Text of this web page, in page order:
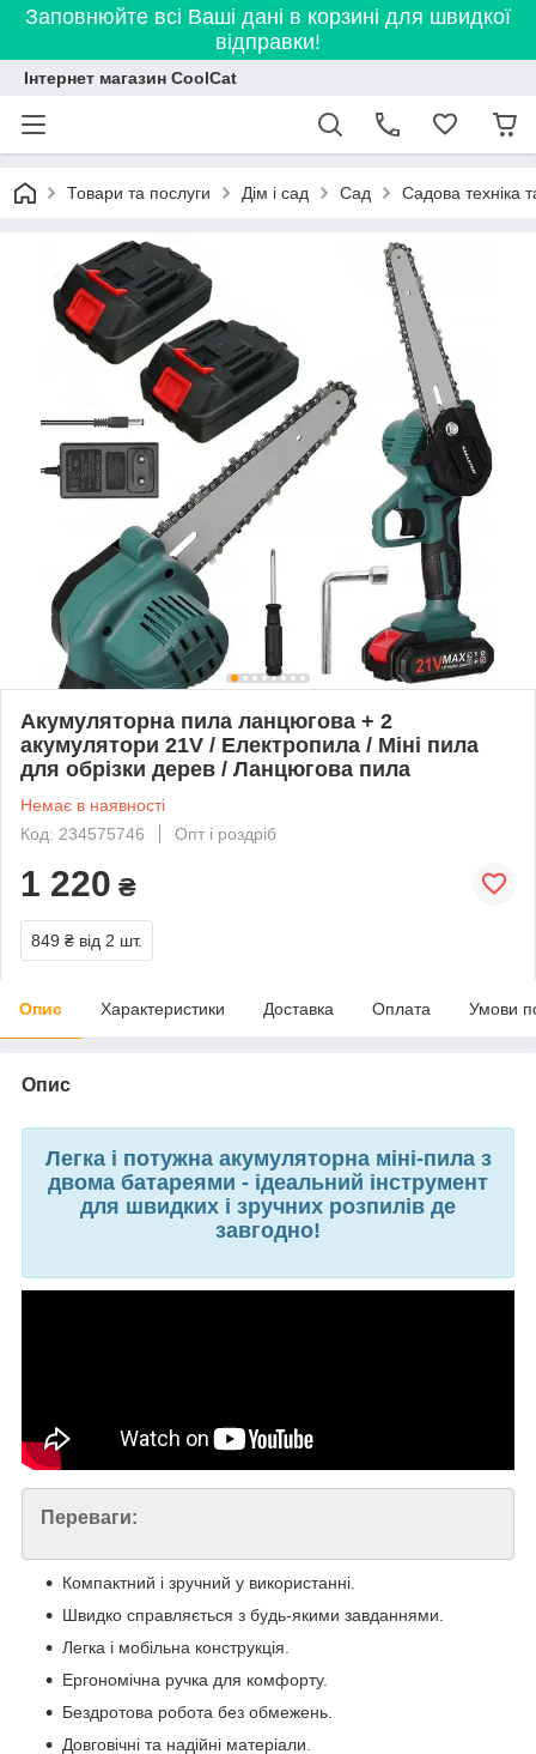
Заповнюйте всі Ваші дані в корзині для швидкої
відправки!
Інтернет магазин CoolCat
Товари та послуги Дім і сад Сад Садова техніка
Акумуляторна пила ланцюгова + 2
акумулятори 21V / Електропила / Міні пила
для обрізки дерев / Ланцюгова пила
Немає в наявності
Код: 234575746
Опт і роздріб
1 220 ₴
849 ₴ від 2 шт.
Опис Характеристики Доставка Оплата Умови
Опис
Легка і потужна акумуляторна міні-пила з
двома батареями - ідеальний інструмент
для швидких і зручних розпилів де
завгодно!
Переваги:
Компактний і зручний у використанні.
Швидко справляється з будь-якими завданнями.
Легка і мобільна конструкція.
Ергономічна ручка для комфорту.
Бездротова робота без обмежень.
Довговічні та надійні матеріали.